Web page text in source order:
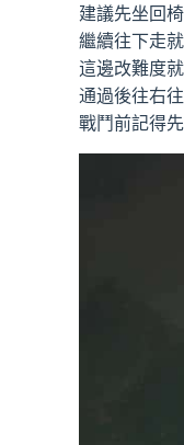
建議先坐回
繼續往下走
這邊改難度
通過後往右
戰鬥前記得